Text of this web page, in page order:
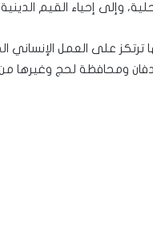
وإلى إحياء القيم
على العمل الإنساني
ومحافظة لحج وغيرها من